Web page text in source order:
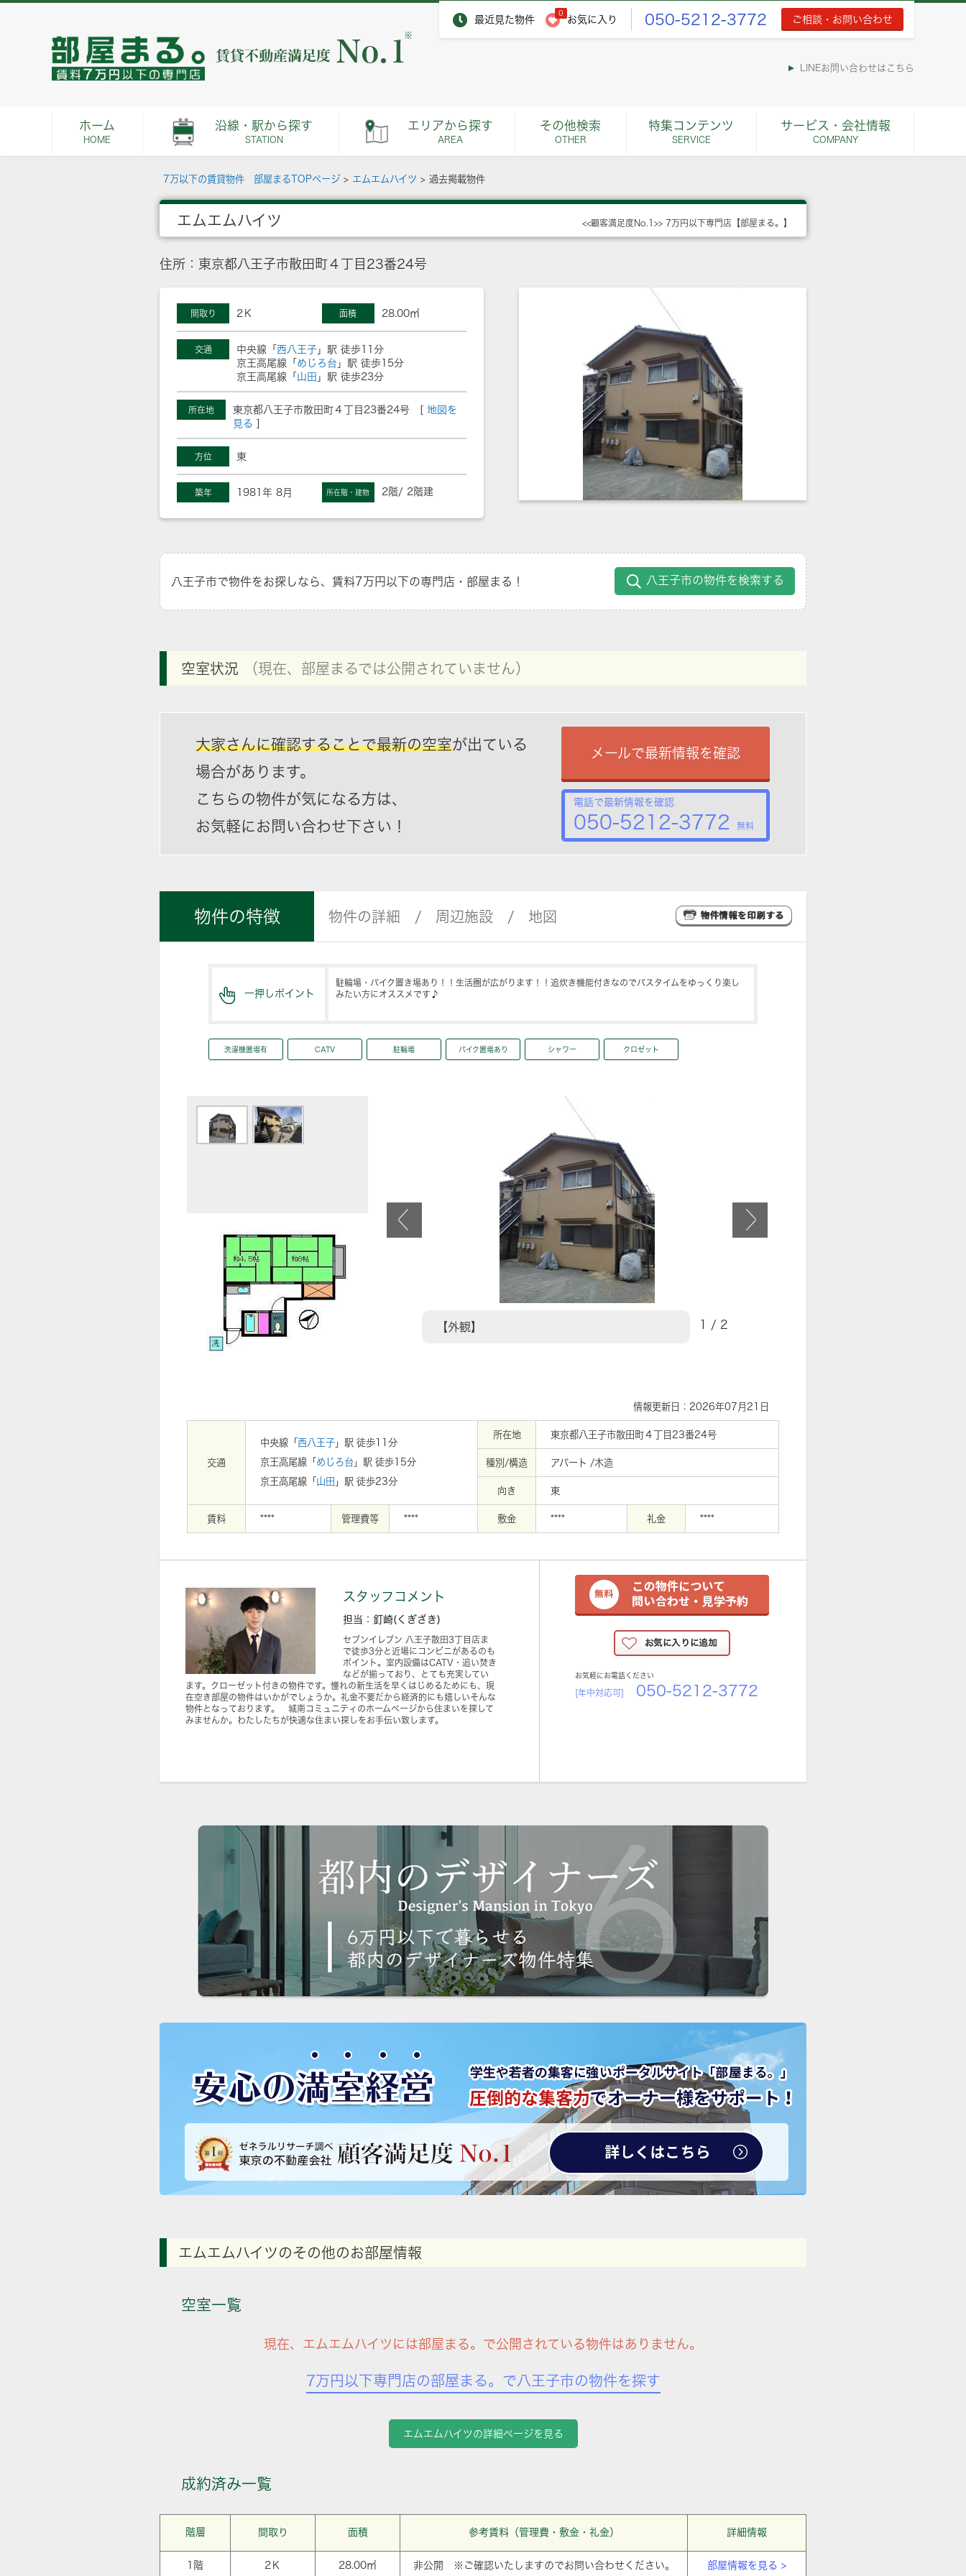
最近見た物件
0
お気に入り 050-5212-3772 ご相談・お問い合わせ
※
LINEお問い合わせはこちら
ホーム
HOME
沿線・駅から探す
STATION
エリアから探す
AREA
その他検索
OTHER
特集コンテンツ
SERVICE
サービス・会社情報
COMPANY
7万以下の賃貸物件 部屋まるTOPページ > エムエムハイツ > 過去掲載物件
エムエムハイツ <<顧客満足度No.1>> 7万円以下専門店【部屋まる。】
住所：東京都八王子市散田町４丁目23番24号
間取り 2Ｋ 面積 28.00㎡
交通 中央線「 西八王子 」駅 徒歩11分
京王高尾線「 めじろ台 」駅 徒歩15分
京王高尾線「 山田 」駅 徒歩23分
所在地 東京都八王子市散田町４丁目23番24号 [
地図を
見る
方位 東
築年 1981年 8月 所在階・建物 2階/ 2階建
八王子市で物件をお探しなら、賃料7万円以下の専門店・部屋まる！ 八王子市の物件を検索する
空室状況 （現在、部屋まるでは公開されていません）
大家さんに確認することで最新の空室が出ている
場合があります。
こちらの物件が気になる方は、
お気軽にお問い合わせ下さい！
メールで最新情報を確認
電話で最新情報を確認
050-5212-3772 無料
物件の特徴 物件の詳細 周辺施設 地図
一押しポイント
駐輪場・バイク置き場あり！！生活圏が広がります！！追炊き機能付きなのでバスタイムをゆっくり楽し
みたい方にオススメです♪
洗濯機置場有 CATV 駐輪場 バイク置場あり シャワー クロゼット
【外観】 1 / 2
情報更新日：2026年07月21日
交通
中央線「 西八王子 」駅 徒歩11分
京王高尾線「 めじろ台 」駅 徒歩15分
京王高尾線「 山田 」駅 徒歩23分
所在地 東京都八王子市散田町４丁目23番24号
種別/構造 アパート /木造
向き 東
賃料 **** 管理費等 **** 敷金 **** 礼金 ****
スタッフコメント
担当：釘崎(くぎざき)
セブンイレブン 八王子散田3丁目店ま
で徒歩3分と近場にコンビニがあるのも
ポイント。室内設備はCATV・追い焚き
などが揃っており、とても充実してい
ます。クローゼット付きの物件です。憧れの新生活を早くはじめるためにも、現
在空き部屋の物件はいかがでしょうか。礼金不要だから経済的にも嬉しいそんな
物件となっております。 城南コミュニティのホームページから住まいを探して
みませんか。わたしたちが快適な住まい探しをお手伝い致します。
お気軽にお電話ください
[年中対応可] 050-5212-3772
エムエムハイツのその他のお部屋情報
空室一覧
現在、エムエムハイツには部屋まる。で公開されている物件はありません。
7万円以下専門店の部屋まる。で八王子市の物件を探す
エムエムハイツの詳細ページを見る
成約済み一覧
階層 間取り 面積 参考賃料（管理費・敷金・礼金） 詳細情報
1階 2Ｋ 28.00㎡ 非公開 ※ご確認いたしますのでお問い合わせください。 部屋情報を見る >